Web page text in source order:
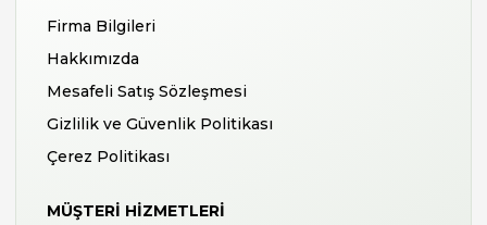
Firma Bilgileri
Hakkımızda
Mesafeli Satış Sözleşmesi
Gizlilik ve Güvenlik Politikası
Çerez Politikası
MÜŞTERI HIZMETLERI